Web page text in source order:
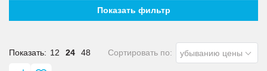
Показать фильтр
Показать: 12 24 48 Сортировать по: убыванию цены